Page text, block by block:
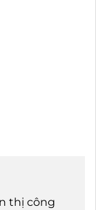
thị công